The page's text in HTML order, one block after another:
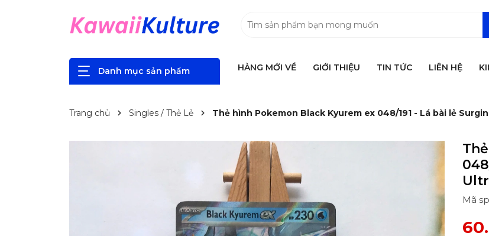
Danh mục sản phẩm HÀNG MỚI VỀ GIỚI THIỆU TIN TỨC LIÊN HỆ
Trang chủ Singles / Thẻ Lẻ Thẻ hình Pokemon Black Kyurem ex 048/191 - Lá bài lẻ
Mã